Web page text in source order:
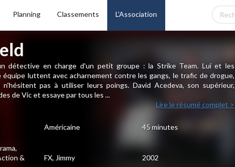
Planning Classements L'Association
détective en charge d'un petit groupe : la Strike Team. Lui et les
équipe luttent avec acharnement contre les gangs, le trafic de drogue,
pas à utiliser leurs poings. David Acedeva, son supérieur,
de Vic et essaye par tous les ...
Lire le résumé complet >
Américaine 45 minutes
&
FX, Jimmy 2002